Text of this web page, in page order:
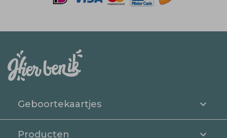
Geboortekaartjes
Producten